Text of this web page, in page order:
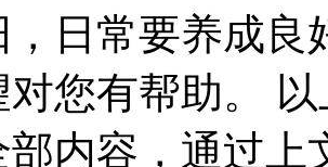
，日常要养成良
对您有帮助。
内容，通过上